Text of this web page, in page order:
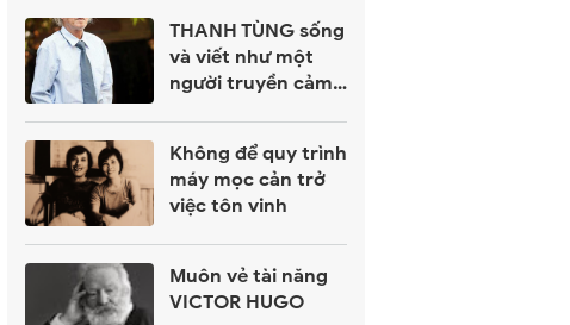
THANH TÙNG sống
và viết như một
người truyền cảm
Không để quy trình
máy mọc cản trở
việc tôn vinh
Muôn vẻ tài năng
VICTOR HUGO